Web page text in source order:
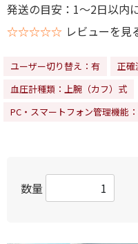
発送の目安：1～2日以内
☆☆☆☆☆ レビューを見
ユーザー切り替え：有
正確
血圧計種類：上腕（カフ）式
PC・スマートフォン管理機能
数量